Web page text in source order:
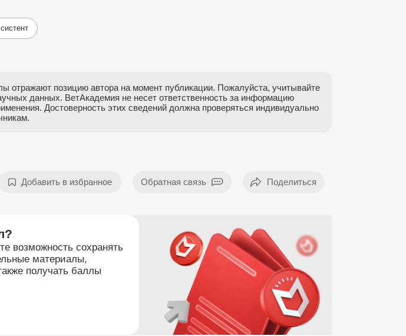
отражают позицию автора на момент публикации. Пожалуйста, учитывайте
данных. ВетАкадемия не несет ответственность за информацию
Достоверность этих сведений должна проверяться индивидуально
Добавить в избранное Обратная связь
возможность сохранять
материалы,
получать баллы